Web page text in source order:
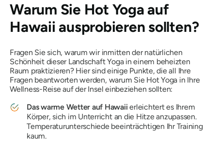
Warum Sie Hot Yoga auf
Hawaii ausprobieren sollten?
Fragen Sie sich, warum wir inmitten der natürlichen
Schönheit dieser Landschaft Yoga in einem beheizten
Raum praktizieren? Hier sind einige Punkte, die all Ihre
Fragen beantworten werden, warum Sie Hot Yoga in Ihre
Wellness-Reise auf der Insel einbeziehen sollten:
Das warme Wetter auf Hawaii erleichtert es Ihrem
Körper, sich im Unterricht an die Hitze anzupassen.
Temperaturunterschiede beeinträchtigen Ihr Training
kaum.